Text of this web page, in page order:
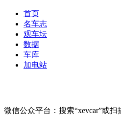
首页
名车志
观车坛
数据
车库
加电站
微信公众平台：搜索“xevcar”或